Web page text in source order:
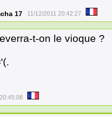
17 11/12/2011 20:42:27
t-on le vioque ?